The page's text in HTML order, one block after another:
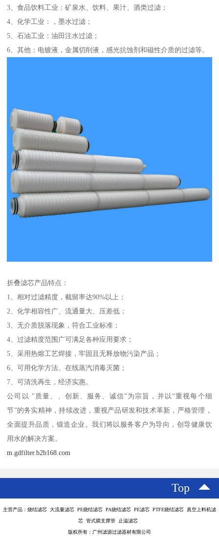
3、食品饮料工业：矿泉水、饮料、果汁、酒类过滤；
4、化学工业：，墨水过滤；
5、石油工业：油田注水过滤；
6、其他：电镀液，金属切削液，感光抗蚀剂和磁性介质的过滤等。
折叠滤芯产品特点：
1、相对过滤精度，截留率达90%以上；
2、化学相容性广、流通量大、压差低；
3、无介质脱落现象，符合工业标准；
4、过滤精度范围广可满足各种应用要求；
5、采用热熔工艺焊接，牢固且无释放物污染产品；
6、可用化学方法、在线蒸汽消毒灭菌；
7、可清洗再生，经济实惠。
公司以 "质量、、创新、服务、诚信”为宗旨，并以“重视每个细
节”的务实精神，持续改进，重视产品研发和技术革新，严格管理，
全面提升品质，锻造企业。我们将以服务客户为导向，创导健康饮
用水的解决方案。
m.gdfilter.b2b168.com
Top
主营产品：烧结滤芯 大流量滤芯 PE烧结滤芯 PA烧结滤芯 PE滤芯 PTFE烧结滤芯 真空上料机滤
芯 管式膜支撑管 止溢滤芯
版权所有：广州滤源过滤器材有限公司